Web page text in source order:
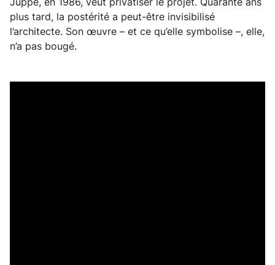
plus tard, la postérité a peut-être invisibilisé
l’architecte. Son œuvre – et ce qu’elle symbolise –, elle,
n’a pas bougé.